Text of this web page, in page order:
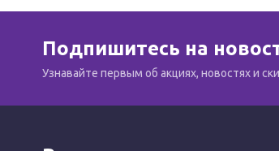
Метаболизируется в основном в
Показания
дискоидная красная волчанка;
Подпишитесь на
Узнавайте первым об акциях, новостях и